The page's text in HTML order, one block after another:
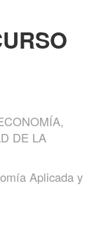
DE LA
Aplicada y